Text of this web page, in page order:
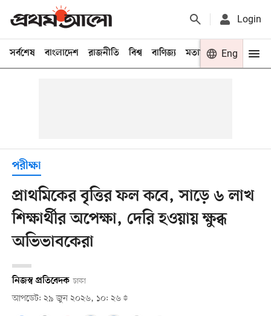
Login
সর্বশেষ বাংলাদেশ রাজনীতি বিশ্ব বাণিজ্য মতামত খেলা
Eng
পরীক্ষা
প্রাথমিকের বৃত্তির ফল কবে, সাড়ে ৬ লাখ
শিক্ষার্থীর অপেক্ষা, দেরি হওয়ায় ক্ষুব্ধ
অভিভাবকেরা
নিজস্ব প্রতিবেদক ঢাকা
আপডেট: ২৯ জুন ২০২৬, ১০: ২৬